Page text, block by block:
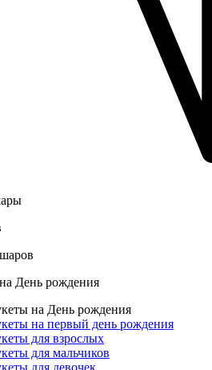
День рождения
на День рождения
на первый день рождения
для взрослых
для мальчиков
для девочек